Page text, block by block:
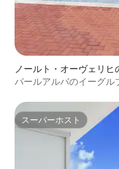
ノールト・オーヴェリヒ
パールアルバのイーグル
スーパーホスト
スーパーホスト